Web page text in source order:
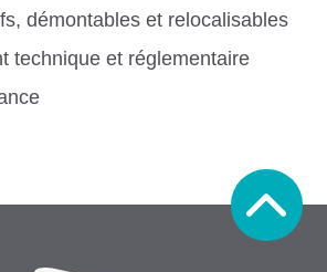
démontables et relocalisables
technique et réglementaire